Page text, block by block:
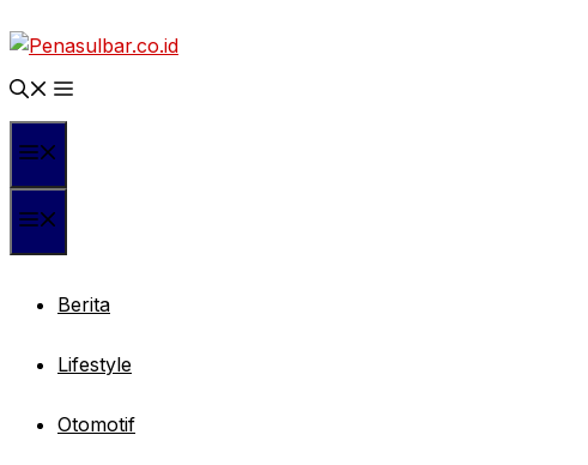
ke
isi
Berita
Lifestyle
Otomotif